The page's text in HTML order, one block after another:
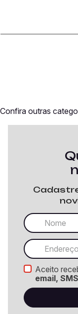
Confira outras
Aceito
email,